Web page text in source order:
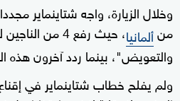
وخلال الزيارة، واجه شتاينماير
منألمانيا
، حيث رفع 4 من
والتعويض"، بينما ردد آخرون
ولم يفلح خطاب شتاينماير في